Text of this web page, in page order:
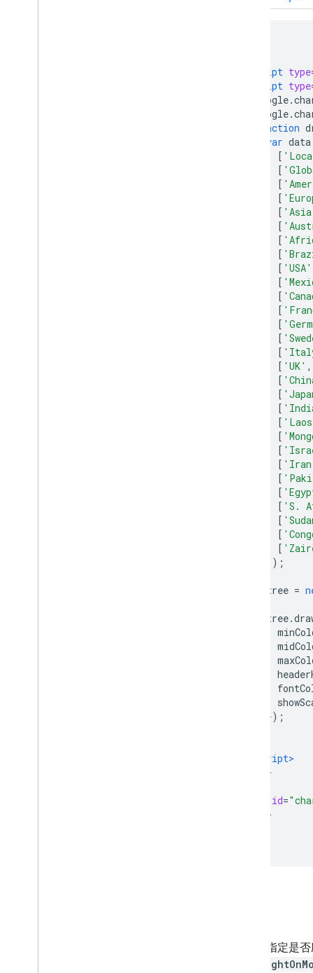
<script type
<script type
google.
google.
function
var data
[
[
[
[
[
[
[
[
[ 'USA'
[
[
[
[
[
[
[ 'UK' ,
[
[
[
[
[
[
[
[
[
[ 'S.
[
[
[
]);
tree =
tree.
});
</script>
</head>
id=
</body>
您可以指定是